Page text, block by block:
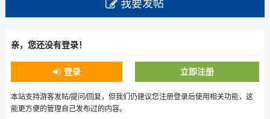
我要发帖
亲，您还没有登录！
登录 立即注册
本站支持游客发帖/提问/回复，但我们仍建议您注册登录后使用相关功能，这
能更方便的管理自己发布过的内容。